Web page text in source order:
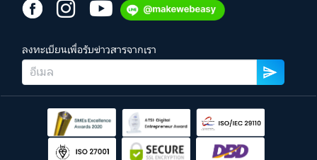
ลงทะเบียนเพื่อรับข่าวสารจากเรา